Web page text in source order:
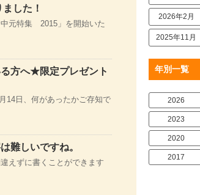
した！
元特集 2015」を開始いた
方へ★限定プレゼント
14日、何があったかご存知で
難しいですね。
えずに書くことができます
2026年2月
2025年11月
年別一覧
2026
2023
2020
2017